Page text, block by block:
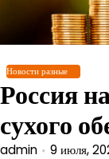
Перейти
содержимому
Новости разные
Россия
сухого
admin 9 июля,